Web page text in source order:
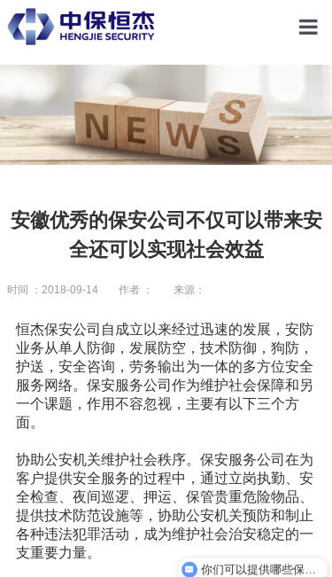
关
安徽优秀的保安公司不仅可以带来安
全还可以实现社会效益
时间 ：2018-09-14 作者 ： 来源：
恒杰保安公司自成立以来经过迅速的发展，安防
业务从单人防御，发展防空，技术防御，狗防，
护送，安全咨询，劳务输出为一体的多方位安全
服务网络。保安服务公司作为维护社会保障和另
一个课题，作用不容忽视，主要有以下三个方
面。
协助公安机关维护社会秩序。保安服务公司在为
客户提供安全服务的过程中，通过立岗执勤、安
全检查、夜间巡逻、押运、保管贵重危险物品、
提供技术防范设施等，协助公安机关预防和制止
各种违法犯罪活动，成为维护社会治安稳定的一
支重要力量。